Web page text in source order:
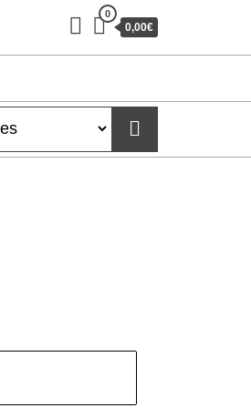
0
0,00€